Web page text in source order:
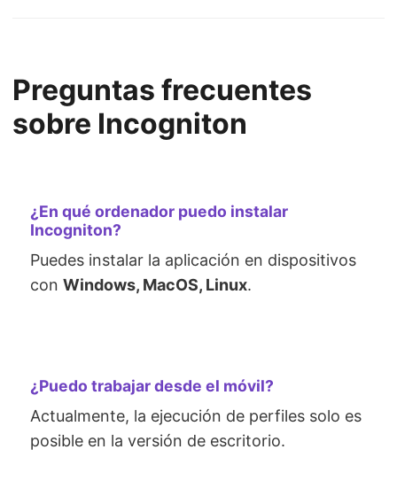
Preguntas frecuentes
sobre Incogniton
¿En qué ordenador puedo instalar
Incogniton?
Puedes instalar la aplicación en dispositivos
con Windows, MacOS, Linux.
¿Puedo trabajar desde el móvil?
Actualmente, la ejecución de perfiles solo es
posible en la versión de escritorio.